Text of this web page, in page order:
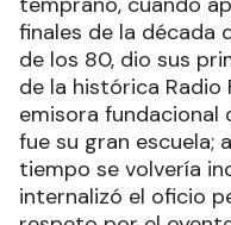
finales de la década
de los 80, dio sus
de la histórica Radio
emisora fundacional
fue su gran escuela;
tiempo se volvería
internalizó el oficio